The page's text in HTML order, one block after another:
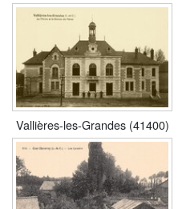
Vallières-les-Grandes (41400)